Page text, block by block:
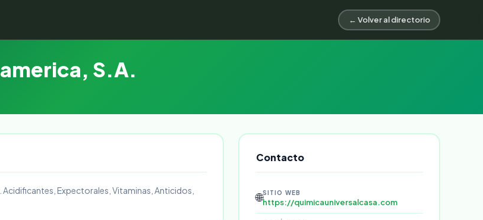
← Volver al directorio
S.A.
Expectorales, Vitaminas, Anticidos,
Contacto
🌐SITIO WEB
https://quimicauniversalcasa.com